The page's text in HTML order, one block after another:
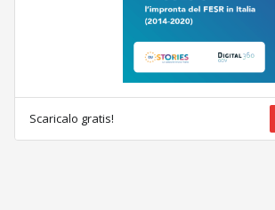
Scaricalo gratis!